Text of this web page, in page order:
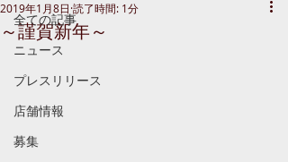
全ての記事
ニュース
プレスリリース
店舗情報
募集
～謹賀新年～
2019年1月8日 読了時間: 1分